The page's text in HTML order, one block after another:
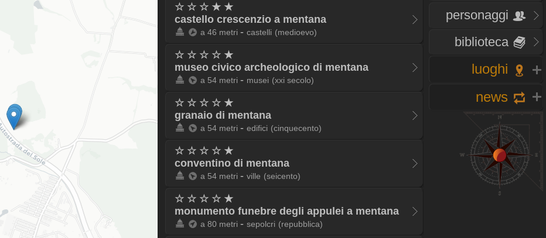
personaggi
biblioteca
luoghi
news
☆ ☆ ☆ ★ ★
castello crescenzio a mentana
a 46 metri - castelli (medioevo)
☆ ☆ ☆ ☆ ★
museo civico archeologico di mentana
a 54 metri - musei (xxi secolo)
☆ ☆ ☆ ☆ ★
granaio di mentana
a 54 metri - edifici (cinquecento)
☆ ☆ ☆ ☆ ★
conventino di mentana
a 54 metri - ville (seicento)
☆ ☆ ☆ ☆ ★
monumento funebre degli appulei a mentana
a 80 metri - sepolcri (repubblica)